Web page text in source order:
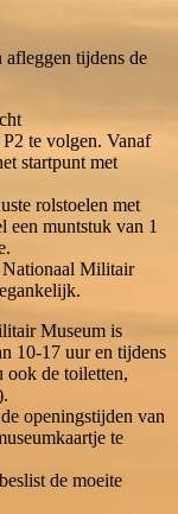
tijdens de
te volgen. Vanaf
startpunt met
rolstoelen met
een muntstuk van 1
Nationaal Militair
Museum is
10-17 uur en tijdens
ook de toiletten,
openingstijden van
te
de moeite